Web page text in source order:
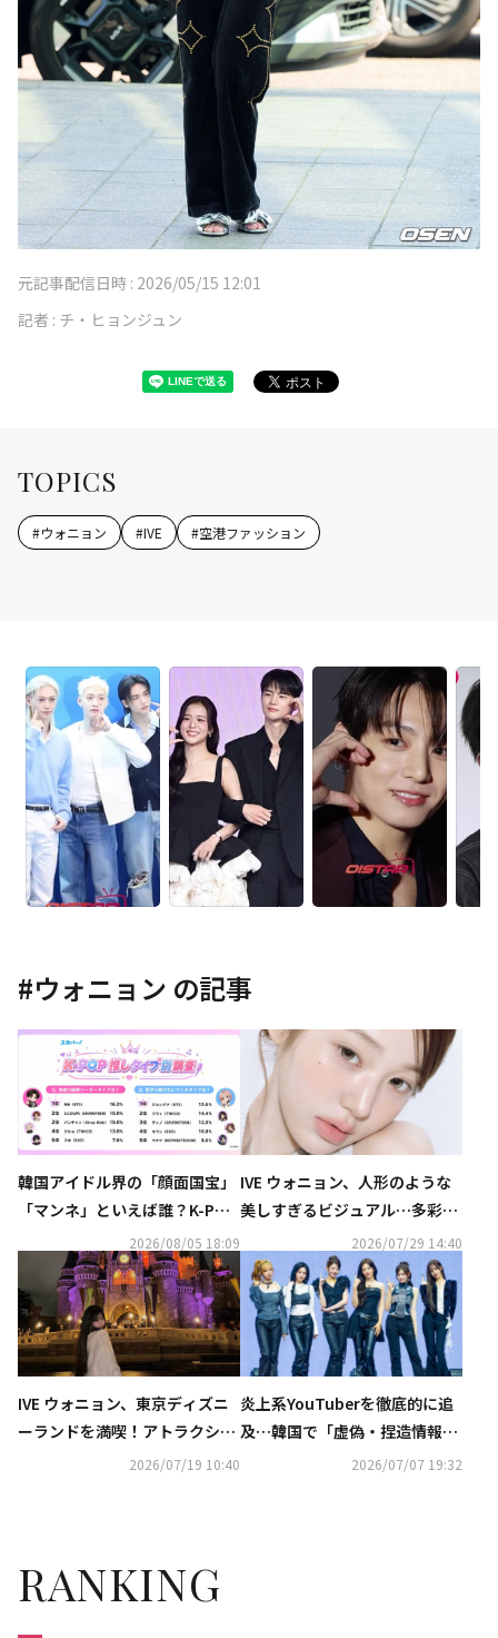
元記事配信日時 : 2026/05/15 12:01
記者 : チ・ヒョンジュン
TOPICS
#ウォニョン #IVE #空港ファッション
#ウォニョン の記事
韓国アイドル界の「顔面国宝」
「マンネ」といえば誰？K-POP
推しタイプ別調査の結果が明ら
2026/08/05 18:09
IVE ウォニョン、人形のような
美しすぎるビジュアル…多彩な
コンセプトを表現2026/07/29 14:40
IVE ウォニョン、東京ディズニ
ーランドを満喫！アトラクショ
ンを楽しむ姿も…記念ショット
2026/07/19 10:40
炎上系YouTuberを徹底的に追
及…韓国で「虚偽・捏造情報根
絶法」が本日施行2026/07/07 19:32
RANKING